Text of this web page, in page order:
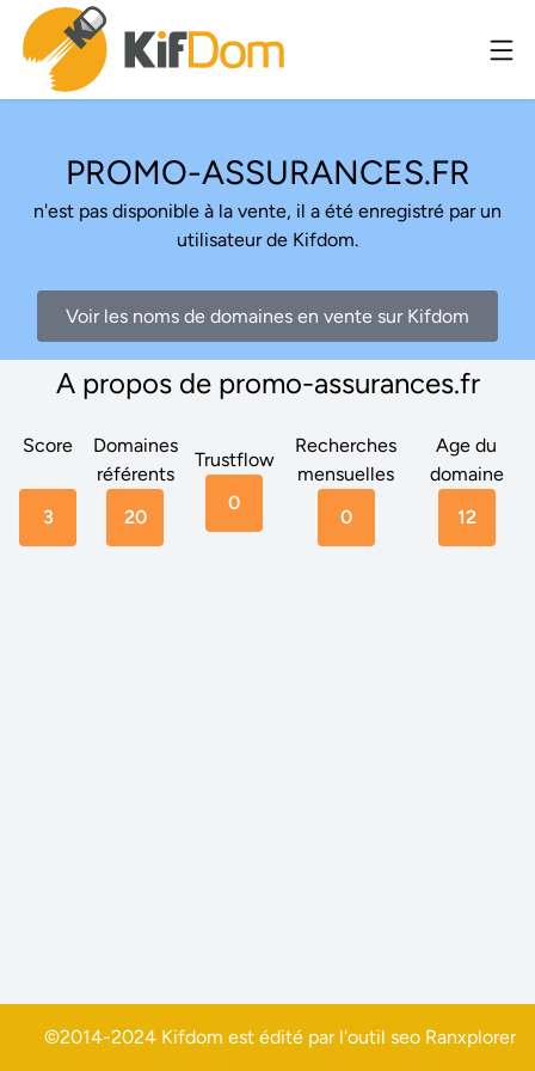
PROMO-ASSURANCES.FR
n'est pas disponible à la vente, il a été enregistré par un
utilisateur de Kifdom.
Voir les noms de domaines en vente sur Kifdom
A propos de promo-assurances.fr
Score
3
Domaines
référents
20
Trustflow
0
Recherches
mensuelles
0
Age du
domaine
12
©2014-2024 Kifdom est édité par l'outil seo Ranxplorer